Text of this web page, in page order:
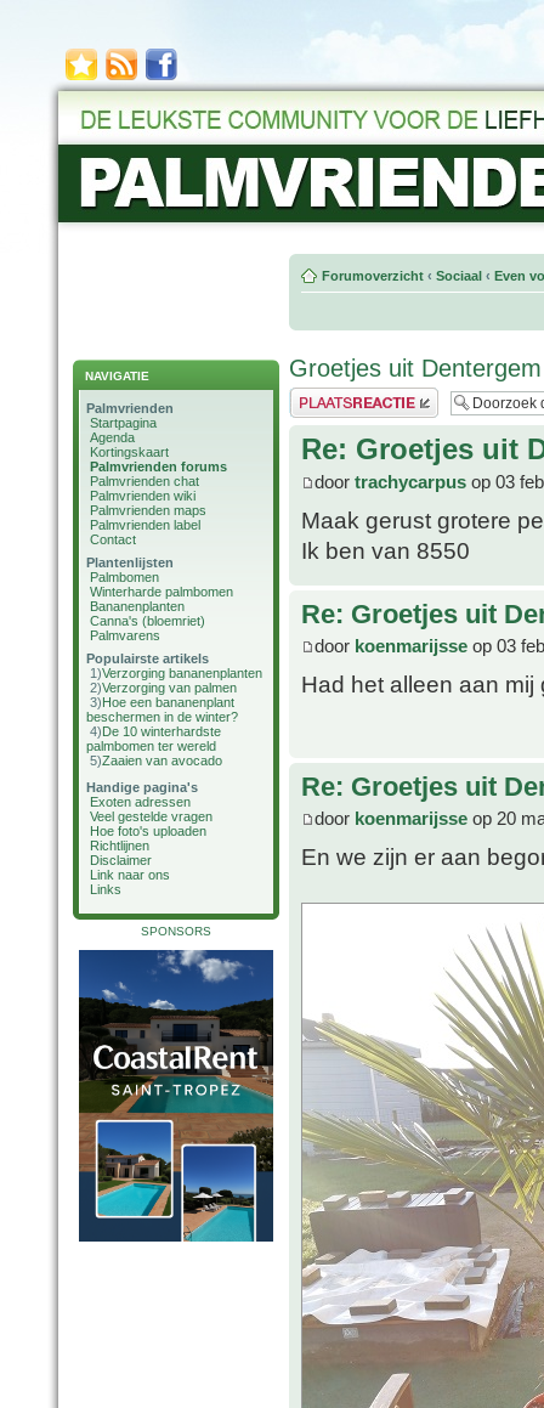
NAVIGATIE
Palmvrienden
Startpagina
Agenda
Kortingskaart
Palmvrienden forums
Palmvrienden chat
Palmvrienden wiki
Palmvrienden maps
Palmvrienden label
Contact
Plantenlijsten
Palmbomen
Winterharde palmbomen
Bananenplanten
Canna's (bloemriet)
Palmvarens
Populairste artikels
1)Verzorging bananenplanten
2)Verzorging van palmen
3)Hoe een bananenplant
beschermen in de winter?
4)De 10 winterhardste
palmbomen ter wereld
5)Zaaien van avocado
Handige pagina's
Exoten adressen
Veel gestelde vragen
Hoe foto's uploaden
Richtlijnen
Disclaimer
Link naar ons
Links
SPONSORS
Forumoverzicht ‹ Sociaal ‹ Even
Groetjes uit Dentergem
Plaats een reactie
Re: Groetjes uit
door trachycarpus op 03
Maak gerust grotere
Ik ben van 8550
Re: Groetjes uit
door koenmarijsse op 03
Had het alleen aan
Re: Groetjes uit
door koenmarijsse op 20
En we zijn er aan